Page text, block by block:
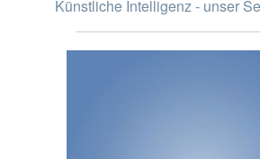
Künstliche Intelligenz - unser